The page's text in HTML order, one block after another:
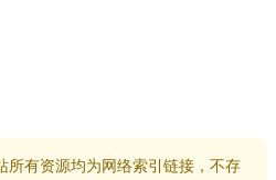
所有资源均为网络索引链接，不存